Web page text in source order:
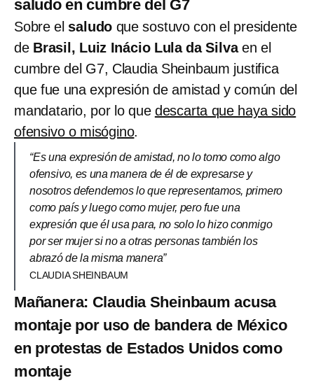
saludo en cumbre del G7
Sobre el saludo que sostuvo con el presidente
de Brasil, Luiz Inácio Lula da Silvaen el
cumbre del G7, Claudia Sheinbaum justifica
que fue una expresión de amistad y común del
mandatario, por lo que descarta que haya sido
ofensivo o misógino.
“Es una expresión de amistad, no lo tomo como algo
ofensivo, es una manera de él de expresarse y
nosotros defendemos lo que representamos, primero
como país y luego como mujer, pero fue una
expresión que él usa para, no solo lo hizo conmigo
por ser mujer si no a otras personas también los
abrazó de la misma manera”
CLAUDIA SHEINBAUM
Mañanera: Claudia Sheinbaum acusa
montaje por uso de bandera de México
en protestas de Estados Unidos como
montaje